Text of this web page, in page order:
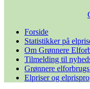
Forside
Statistikker på
Om Grønnere
Tilmelding til
Grønnere
Elpriser og